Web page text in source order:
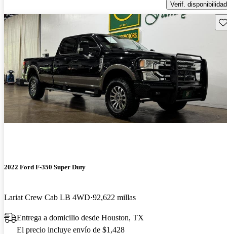
Verif. disponibilidad
2022 Ford F-350 Super Duty
Lariat Crew Cab LB 4WD 92,622 millas
Entrega a domicilio desde Houston, TX
El precio incluye envío de $1,428